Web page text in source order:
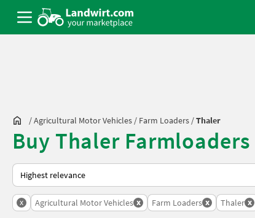
/Agricultural Motor Vehicles / Farm Loaders /Thaler
Buy Thaler
This is how sorting works on Landwirt.com
x Agricultural Motor Vehicles x Farm Loaders x Thaler x